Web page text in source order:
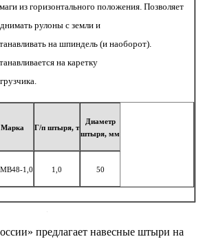
из горизонтального положения. Позволяет
рулоны с земли и
на шпиндель (и наоборот).
на каретку
Марка Г/п штыря, т
Диаметр
штыря, мм
1,0 1,0 50
предлагает навесные штыри на